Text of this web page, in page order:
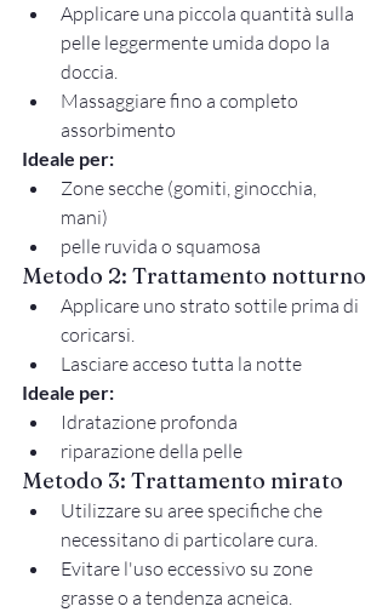
Applicare una piccola quantità sulla
pelle leggermente umida dopo la
doccia.
Massaggiare fino a completo
assorbimento
Ideale per:
Zone secche (gomiti, ginocchia,
mani)
pelle ruvida o squamosa
Metodo 2: Trattamento notturno
Applicare uno strato sottile prima di
coricarsi.
Lasciare acceso tutta la notte
Ideale per:
Idratazione profonda
riparazione della pelle
Metodo 3: Trattamento mirato
Utilizzare su aree specifiche che
necessitano di particolare cura.
Evitare l'uso eccessivo su zone
grasse o a tendenza acneica.